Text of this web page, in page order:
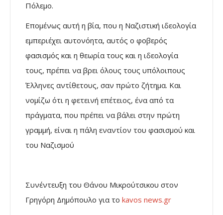
Πόλεμο.
Επομένως αυτή η βία, που η Ναζιστική ιδεολογία
εμπεριέχει αυτονόητα, αυτός ο φοβερός
φασισμός και η θεωρία τους και η ιδεολογία
τους, πρέπει να βρει όλους τους υπόλοιπους
Έλληνες αντίθετους, σαν πρώτο ζήτημα. Και
νομίζω ότι η φετεινή επέτειος, ένα από τα
πράγματα, που πρέπει να βάλει στην πρώτη
γραμμή, είναι η πάλη εναντίον του φασισμού και
του Ναζισμού
Συνέντευξη του Θάνου Μικρούτσικου στον
Γρηγόρη Δημόπουλο για το kavos news.gr